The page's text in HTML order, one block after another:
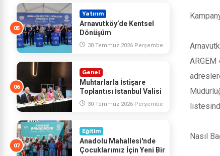
Nasıl
Yatırım
Arnavutköy’de Kentsel
Dönüşüm
Çalışmalarımıza Hız
30 Temmuz 2026 Perşembe
Genel
Muhtarlarla İstişare
Toplantısı İstanbul Valisi
Davut Gül’ün
Katılımlarıyla Yapıldı
30 Temmuz 2026 Perşembe
Eğitim
Anadolu Mahallesi'nde
Çocuklarımız İçin Yeni Bir